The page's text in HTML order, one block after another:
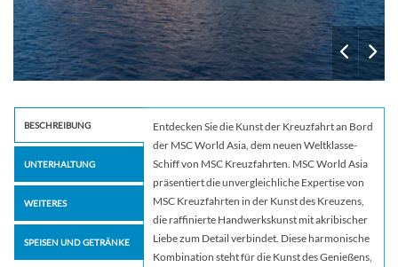
BESCHREIBUNG
UNTERHALTUNG
WEITERES
SPEISEN UND GETRÄNKE
Entdecken Sie die Kunst der Kreuzfahrt an Bord
der MSC World Asia, dem neuen Weltklasse-
Schiff von MSC Kreuzfahrten. MSC World Asia
präsentiert die unvergleichliche Expertise von
MSC Kreuzfahrten in der Kunst des Kreuzens,
die raffinierte Handwerkskunst mit akribischer
Liebe zum Detail verbindet. Diese harmonische
Kombination steht für die Kunst des Genießens,